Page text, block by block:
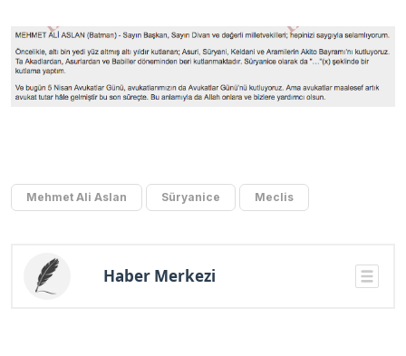
Mehmet Ali Aslan Süryanice Meclis
Haber Merkezi